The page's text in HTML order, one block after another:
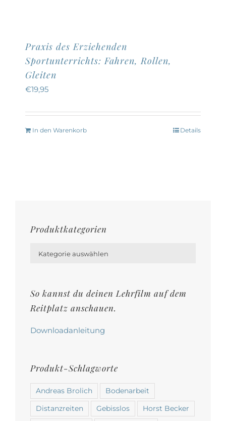
gewählt
werden
Praxis des Erziehenden
Sportunterrichts: Fahren, Rollen,
Gleiten
€19,95
In den Warenkorb Details
Produktkategorien
Kategorie auswählen
So kannst du deinen Lehrfilm auf dem
Reitplatz anschauen.
Downloadanleitung
Produkt-Schlagworte
Andreas Brolich Bodenarbeit
Distanzreiten Gebisslos Horst Becker